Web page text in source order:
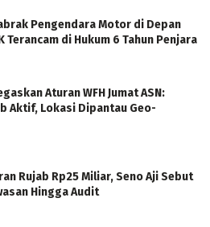
Pengendara Motor di Depan
Terancam di Hukum 6 Tahun Penjara
Aturan WFH Jumat ASN:
Aktif, Lokasi Dipantau Geo-
Rujab Rp25 Miliar, Seno Aji Sebut
Hingga Audit